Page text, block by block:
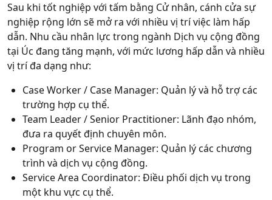
Sau khi tốt nghiệp với tấm bằng Cử nhân, cánh cửa sự
nghiệp rộng lớn sẽ mở ra với nhiều vị trí việc làm hấp
dẫn. Nhu cầu nhân lực trong ngành Dịch vụ cộng đồng
tại Úc đang tăng mạnh, với mức lương hấp dẫn và nhiều
vị trí đa dạng như:
Case Worker / Case Manager: Quản lý và hỗ trợ các
trường hợp cụ thể.
Team Leader / Senior Practitioner: Lãnh đạo nhóm,
đưa ra quyết định chuyên môn.
Program or Service Manager: Quản lý các chương
trình và dịch vụ cộng đồng.
Service Area Coordinator: Điều phối dịch vụ trong
một khu vực cụ thể.